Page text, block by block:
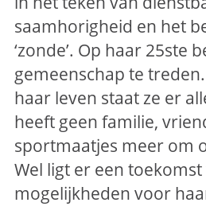
saamhorigheid en het
‘zonde’. Op haar 25ste
gemeenschap te
haar leven staat ze er
heeft geen familie,
sportmaatjes meer om
Wel ligt er een toekomst
mogelijkheden voor